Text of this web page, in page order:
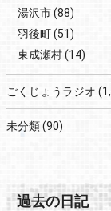
湯沢市(88)
羽後町(51)
東成瀬村(14)
ごくじょうラジオ
未分類(90)
過去の日記